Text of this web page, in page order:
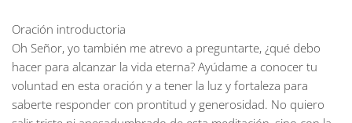
Oración introductoria
Oh Señor, yo también me atrevo a preguntarte, ¿qué debo
hacer para alcanzar la vida eterna? Ayúdame a conocer tu
voluntad en esta oración y a tener la luz y fortaleza para
saberte responder con prontitud y generosidad. No quiero